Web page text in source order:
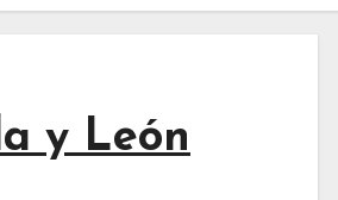
y León